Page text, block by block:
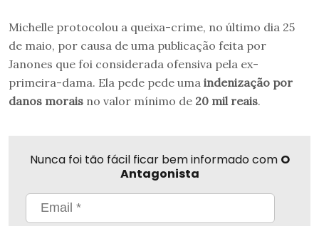
Michelle protocolou a queixa-crime, no último dia 25
de maio, por causa de uma publicação feita por
Janones que foi considerada ofensiva pela ex-
primeira-dama. Ela pede pede uma indenização por
danos morais no valor mínimo de 20 mil reais.
Nunca foi tão fácil ficar bem informado com O
Antagonista